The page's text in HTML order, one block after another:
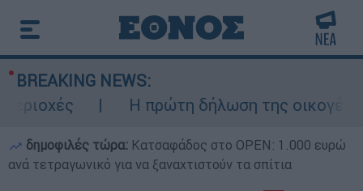
BREAKING NEWS:
Η πρώτη δήλωση της οικογένειας
δημοφιλές τώρα: Κατσαφάδος στο OPEN: 1.000 ευρώ
ανά τετραγωνικό για να ξαναχτιστούν τα σπίτια